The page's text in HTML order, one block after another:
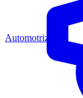
Automotriz